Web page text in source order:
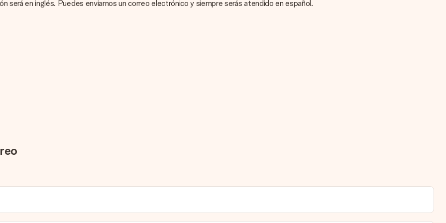
la tarjeta gratuita a tu regalo. Puedes poner un mensaje personal en esta tarjeta para que el destinatario sepa exactamente a
para envolver tu presente. Los regalos se envían en una caja decorada con motivos de fiesta. Así, tu obsequio está listo para ser
envío.
del regalo.
será en inglés. Puedes enviarnos un correo electrónico y siempre serás atendido en español.